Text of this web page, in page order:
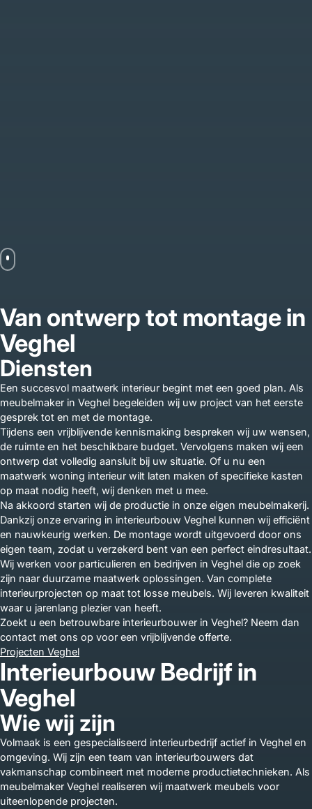
Van ontwerp tot montage in
Veghel
Diensten
Een succesvol maatwerk interieur begint met een goed plan. Als
meubelmaker in Veghel begeleiden wij uw project van het eerste
gesprek tot en met de montage.
Tijdens een vrijblijvende kennismaking bespreken wij uw wensen,
de ruimte en het beschikbare budget. Vervolgens maken wij een
ontwerp dat volledig aansluit bij uw situatie. Of u nu een
maatwerk woning interieur wilt laten maken of specifieke kasten
op maat nodig heeft, wij denken met u mee.
Na akkoord starten wij de productie in onze eigen meubelmakerij.
Dankzij onze ervaring in interieurbouw Veghel kunnen wij efficiënt
en nauwkeurig werken. De montage wordt uitgevoerd door ons
eigen team, zodat u verzekerd bent van een perfect eindresultaat.
Wij werken voor particulieren en bedrijven in Veghel die op zoek
zijn naar duurzame maatwerk oplossingen. Van complete
interieurprojecten op maat tot losse meubels. Wij leveren kwaliteit
waar u jarenlang plezier van heeft.
Zoekt u een betrouwbare interieurbouwer in Veghel? Neem dan
contact met ons op voor een vrijblijvende offerte.
Projecten Veghel
Interieurbouw Bedrijf in
Veghel
Wie wij zijn
Volmaak is een gespecialiseerd interieurbedrijf actief in Veghel en
omgeving. Wij zijn een team van interieurbouwers dat
vakmanschap combineert met moderne productietechnieken. Als
meubelmaker Veghel realiseren wij maatwerk meubels voor
uiteenlopende projecten.